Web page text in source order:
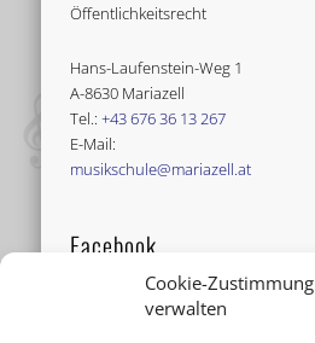
Cookie-Zustimmung
verwalten
Öffentlichkeitsrecht
Hans-Laufenstein-Weg 1
A-8630 Mariazell
Tel.:+43 676 36 13 267
E-Mail:
musikschule@mariazell.at
Facebook